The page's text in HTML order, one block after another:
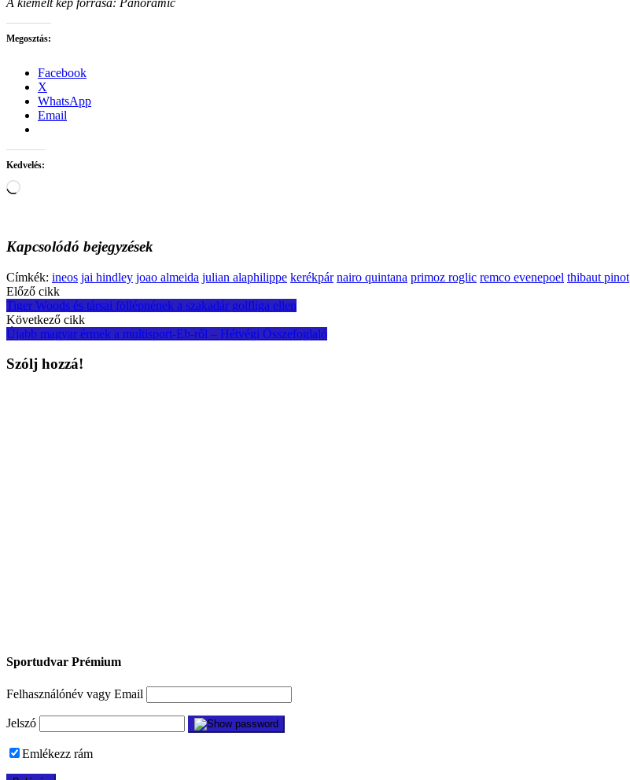
A kiemelt kép forrása: Panoramic
Megosztás:
Facebook
X
WhatsApp
Email
Kedvelés:
Loading…
Kapcsolódó bejegyzések
Címkék: ineos jai hindley joao almeida julian alaphilippe kerékpár nairo quintana primoz roglic remco evenepoel thibaut pinot
Post
navigation
Előző cikk
Tiger Woods és társai föllépnének a szakadár golfliga ellen
Következő cikk
Újabb magyar érmek a multisport-Eb-ről – Hétvégi Összefoglaló
Szólj hozzá!
Sportudvar Prémium
Felhasználónév vagy Email
Jelszó
Emlékezz rám